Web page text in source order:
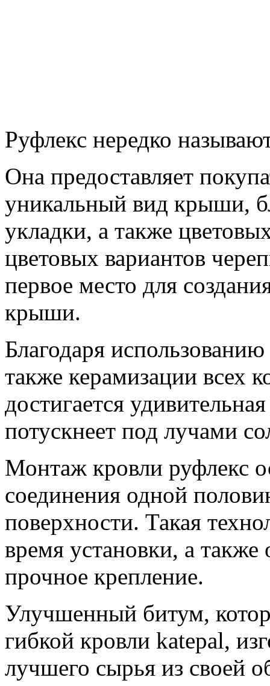
Руфлекс нередко
Она предоставляет
уникальный вид крыши,
укладки, а также
цветовых вариантов
первое место для
крыши.
Благодаря
также керамизации всех
достигается
потускнеет под лучами
Монтаж кровли руфлекс
соединения одной
поверхности. Такая
время установки, а также
прочное крепление.
Улучшенный битум,
гибкой кровли katepal,
лучшего сырья из своей